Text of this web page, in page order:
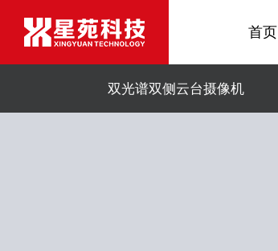
首页
双光谱双侧云台摄像机